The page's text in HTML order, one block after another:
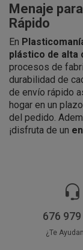
Menaje
Rápido
En
plástico de alta
procesos de
durabilidad de
de envío rápido
hogar en un
del pedido.
¡disfruta de un
676
¿Te